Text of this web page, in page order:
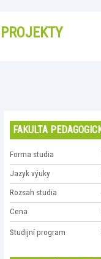
PROJEKTY
FAKULTA
Forma studia
Jazyk výuky
Rozsah studia
Cena
Studijní program